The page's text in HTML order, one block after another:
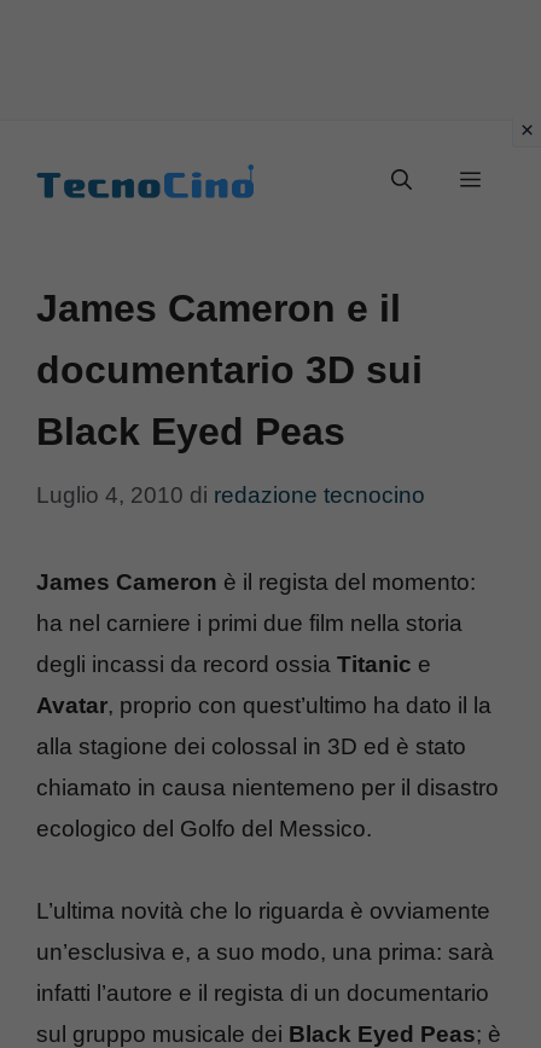
Menu
James Cameron e il
documentario 3D sui
Black Eyed Peas
Luglio 4, 2010 di redazione tecnocino
James Cameron è il regista del momento:
ha nel carniere i primi due film nella storia
degli incassi da record ossia Titanic e
Avatar, proprio con quest’ultimo ha dato il la
alla stagione dei colossal in 3D ed è stato
chiamato in causa nientemeno per il disastro
ecologico del Golfo del Messico.
L’ultima novità che lo riguarda è ovviamente
un’esclusiva e, a suo modo, una prima: sarà
infatti l’autore e il regista di un documentario
sul gruppo musicale dei Black Eyed Peas; è